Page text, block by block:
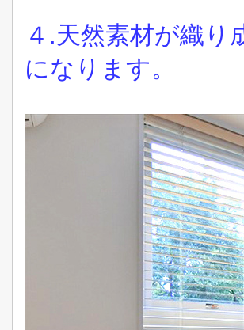
４.天然素材が織り
になります。